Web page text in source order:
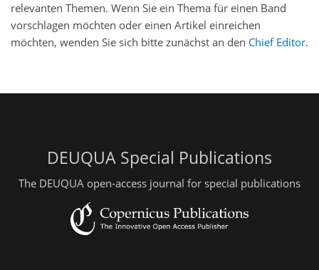
relevanten Themen. Wenn Sie ein Thema für einen Band
vorschlagen möchten oder einen Artikel einreichen
möchten, wenden Sie sich bitte zunächst an den Chief Editor.
DEUQUA Special Publications
The DEUQUA open-access journal for special publications